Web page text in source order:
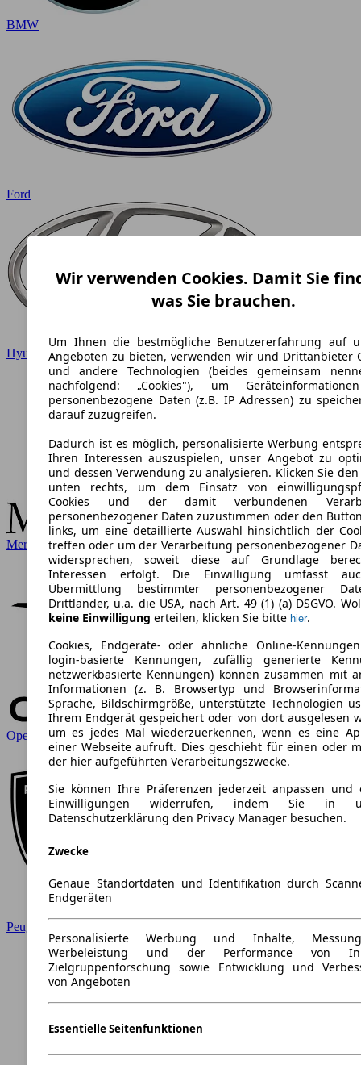
BMW
Ford
Hyundai
Mercedes-Benz
Opel
Peugeot
Wir verwenden Cookies. Damit Sie
was Sie brauchen.
Um Ihnen die bestmögliche Benutzererfahrung auf
Angeboten zu bieten, verwenden wir und Drittanbieter
und andere Technologien (beides gemeinsam
nachfolgend: „Cookies"), um
personenbezogene Daten (z.B. IP Adressen) zu
darauf zuzugreifen.
Dadurch ist es möglich, personalisierte Werbung
Ihren Interessen auszuspielen, unser Angebot zu
und dessen Verwendung zu analysieren. Klicken Sie
unten rechts, um dem Einsatz von
Cookies und der damit verbundenen
personenbezogener Daten zuzustimmen oder den
links, um eine detaillierte Auswahl hinsichtlich der
treffen oder um der Verarbeitung personenbezogener
widersprechen, soweit diese auf Grundlage
Interessen erfolgt. Die Einwilligung umfasst
Übermittlung bestimmter personenbezogener
Drittländer, u.a. die USA, nach Art. 49 (1) (a) DSGVO.
keine Einwilligung erteilen, klicken Sie bitte hier.
Cookies, Endgeräte- oder ähnliche Online-
login-basierte Kennungen, zufällig generierte
netzwerkbasierte Kennungen) können zusammen mit
Informationen (z. B. Browsertyp und
Sprache, Bildschirmgröße, unterstützte Technologien
Ihrem Endgerät gespeichert oder von dort ausgelesen
um es jedes Mal wiederzuerkennen, wenn es eine
einer Webseite aufruft. Dies geschieht für einen oder
der hier aufgeführten Verarbeitungszwecke.
Sie können Ihre Präferenzen jederzeit anpassen und
Einwilligungen widerrufen, indem Sie in
Datenschutzerklärung den Privacy Manager besuchen.
Zwecke
Genaue Standortdaten und Identifikation durch
Endgeräten
Personalisierte Werbung und Inhalte,
Werbeleistung und der Performance von
Zielgruppenforschung sowie Entwicklung und
von Angeboten
Essentielle Seitenfunktionen